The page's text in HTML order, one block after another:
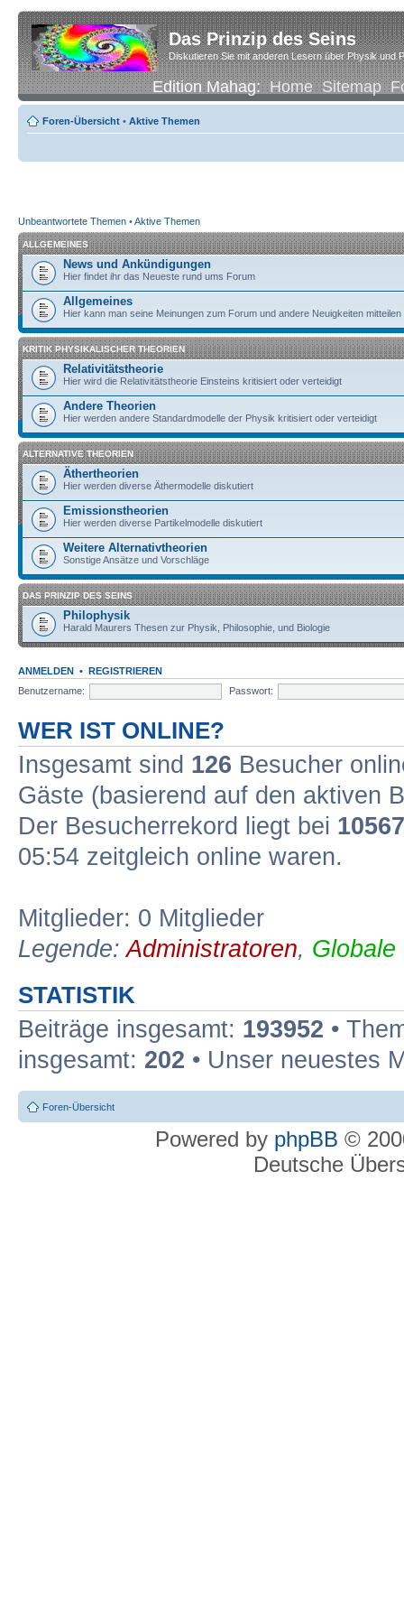
Das Prinzip des Seins
Diskutieren Sie mit anderen Lesern über Physik und
Edition Mahag:Home Sitemap
Foren-Übersicht • Aktive Themen
Unbeantwortete Themen •Aktive Themen
ALLGEMEINES
News und Ankündigungen
Hier findet ihr das Neueste rund ums Forum
Allgemeines
Hier kann man seine Meinungen zum Forum und andere Neuigkeiten mitteilen
KRITIK PHYSIKALISCHER THEORIEN
Relativitätstheorie
Hier wird die Relativitätstheorie Einsteins kritisiert oder verteidigt
Andere Theorien
Hier werden andere Standardmodelle der Physik kritisiert oder verteidigt
ALTERNATIVE THEORIEN
Äthertheorien
Hier werden diverse Äthermodelle diskutiert
Emissionstheorien
Hier werden diverse Partikelmodelle diskutiert
Weitere Alternativtheorien
Sonstige Ansätze und Vorschläge
DAS PRINZIP DES SEINS
Philophysik
Harald Maurers Thesen zur Physik, Philosophie, und Biologie
ANMELDEN • REGISTRIEREN
Benutzername:
Passwort:
WER IST ONLINE?
Insgesamt sind 126 Besucher
Gäste (basierend auf den aktiven
Der Besucherrekord liegt bei 10567
05:54 zeitgleich online waren.
Mitglieder: 0 Mitglieder
Legende:Administratoren, Globale
STATISTIK
Beiträge insgesamt: 193952 •
insgesamt: 202 • Unser neuestes
Foren-Übersicht
Powered by phpBB ©
Deutsche